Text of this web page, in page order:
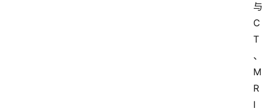
与
C
T
、
M
R
I